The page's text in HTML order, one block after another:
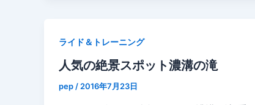
ライド＆トレーニング
人気の絶景スポット濃溝の滝
pep / 2016年7月23日